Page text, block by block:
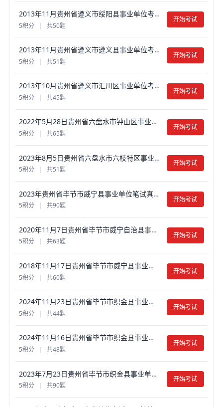
2013年11月贵州省遵义市绥阳县事业单位考试《综合知识》真题试卷及答案【含解析】
5积分 | 共50题
开始考试
2013年11月贵州省遵义市遵义县事业单位考试《综合知识》真题试卷及答案【含解析】
5积分 | 共51题
开始考试
2013年10月贵州省遵义市汇川区事业单位考试《公共基础知识》真题试卷及答案【含解析】
5积分 | 共45题
开始考试
2022年5月28日贵州省六盘水市钟山区事业单位《公共基础知识》笔试真题试卷及答案【含解析】
5积分 | 共65题
开始考试
2023年8月5日贵州省六盘水市六枝特区事业单位《公共基础知识》真题试卷及答案【含解析】
5积分 | 共51题
开始考试
2023年贵州省毕节市威宁县事业单位笔试真题试卷及答案【含解析】
5积分 | 共90题
开始考试
2020年11月7日贵州省毕节市威宁自治县事业单位考试《公共基础知识》真题试卷及答案【含解析】
5积分 共63题
开始考试
2018年11月17日贵州省毕节市威宁县事业单位考试真题试卷及答案【含解析】
5积分 | 共60题
开始考试
2024年11月23日贵州省毕节市织金县事业单位试题真题试卷及答案【含解析】
5积分 | 共44题
开始考试
2024年11月16日贵州省毕节市织金县事业单位试题真题试卷及答案【含解析】
5积分 | 共48题
开始考试
2023年7月23日贵州省毕节市织金县事业单位招聘考试 《公共基础知识》真题试卷及答案【含解析】
5积分 | 共90题
开始考试